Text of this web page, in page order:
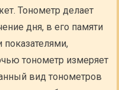
Тонометр делает
дня, в его памяти
тонометр измеряет
вид тонометров